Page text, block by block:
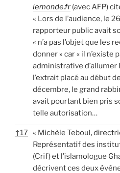
lemonde.fr (avec AFP)
« Lors de l’audience, le
rapporteur public avait
« n’a pas l’objet que les
donner » car « il n’existe
administrative d’allumer
l’extrait placé au début
décembre, le grand
avait pourtant bien pris
telle autorisation…
↑17 « Michèle Teboul,
Représentatif des
(Crif) et l’islamologue
décrivent ces deux